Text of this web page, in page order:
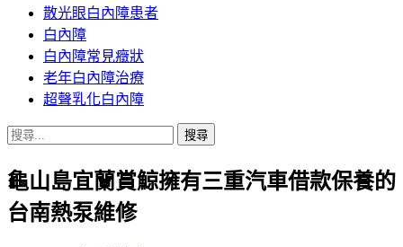
散光眼白內障患者
白內障
白內障常見癥狀
老年白內障治療
超聲乳化白內障
搜
關
鍵
字:
龜山島宜蘭賞鯨擁有三重汽車借款保養的
台南熱泵維修